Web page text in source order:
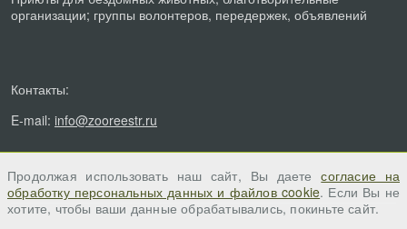
организации; группы волонтеров, передержек, объявлений
Контакты:
E-mail: info@zooreestr.ru
Продолжая использовать наш сайт, Вы даетесогласие на
обработку персональных данных и файлов cookie. Если Вы не
хотите, чтобы ваши данные обрабатывались, покиньте сайт.